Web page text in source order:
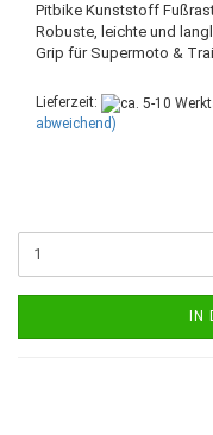
Pitbike Kunststoff
Robuste, leichte und
Grip für Supermoto &
Lieferzeit:
abweichend)
IN